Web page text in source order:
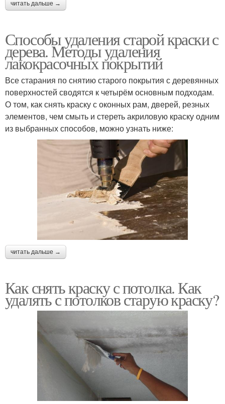
читать дальше →
Способы удаления старой краски с
дерева. Методы удаления
лакокрасочных покрытий
Все старания по снятию старого покрытия с деревянных
поверхностей сводятся к четырём основным подходам.
О том, как снять краску с оконных рам, дверей, резных
элементов, чем смыть и стереть акриловую краску одним
из выбранных способов, можно узнать ниже:
читать дальше →
Как снять краску с потолка. Как
удалять с потолков старую краску?